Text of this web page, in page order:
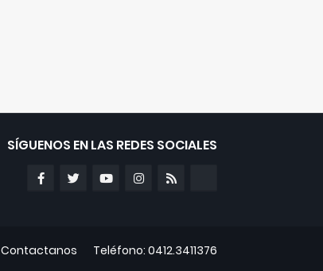
SÍGUENOS EN LAS REDES SOCIALES
Contactanos Teléfono: 0412.3411376